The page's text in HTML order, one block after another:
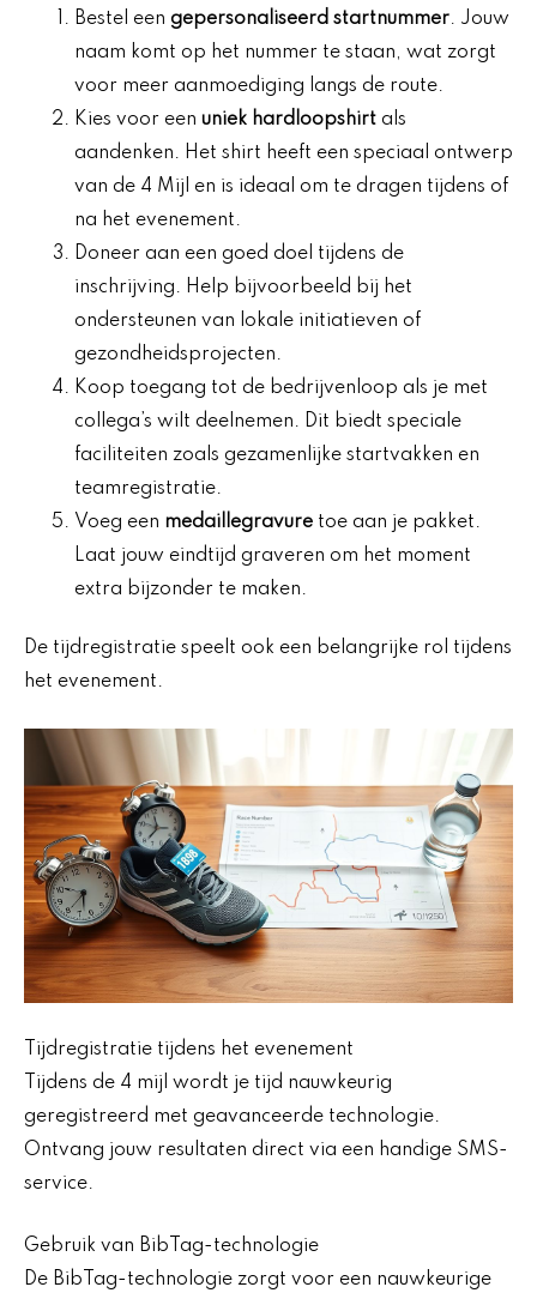
Bestel een gepersonaliseerd startnummer. Jouw
naam komt op het nummer te staan, wat zorgt
voor meer aanmoediging langs de route.
Kies voor een uniek hardloopshirt als
aandenken. Het shirt heeft een speciaal ontwerp
van de 4 Mijl en is ideaal om te dragen tijdens of
na het evenement.
Doneer aan een goed doel tijdens de
inschrijving. Help bijvoorbeeld bij het
ondersteunen van lokale initiatieven of
gezondheidsprojecten.
Koop toegang tot de bedrijvenloop als je met
collega’s wilt deelnemen. Dit biedt speciale
faciliteiten zoals gezamenlijke startvakken en
teamregistratie.
Voeg een medaillegravure toe aan je pakket.
Laat jouw eindtijd graveren om het moment
extra bijzonder te maken.
De tijdregistratie speelt ook een belangrijke rol tijdens
het evenement.
Tijdregistratie tijdens het evenement
Tijdens de 4 mijl wordt je tijd nauwkeurig
geregistreerd met geavanceerde technologie.
Ontvang jouw resultaten direct via een handige SMS-
service.
Gebruik van BibTag-technologie
De BibTag-technologie zorgt voor een nauwkeurige